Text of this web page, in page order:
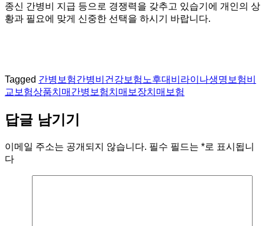
종신 간병비 지급 등으로 경쟁력을 갖추고 있습기에 개인의 상
황과 필요에 맞게 신중한 선택을 하시기 바랍니다.
Tagged 간병보험간병비 건강보험 노후대비 라이나생명 보험비
교 보험상품치매간병보험치매보장치매보험
답글 남기기
이메일 주소는 공개되지 않습니다. 필수 필드는 *로 표시됩니
다